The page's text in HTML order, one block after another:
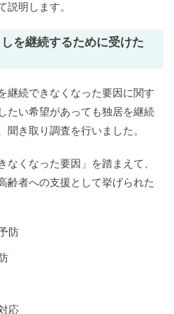
明します。
を継続するために受けた
継続できなくなった要因に関す
たい希望があっても独居を継続
き取り調査を行いました。
くなった要因」を踏まえて、
齢者への支援として挙げられた
防
応